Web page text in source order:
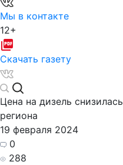
Мы в контакте
12+
Скачать газету
Цена на дизель
региона
19 февраля 2024
0
288